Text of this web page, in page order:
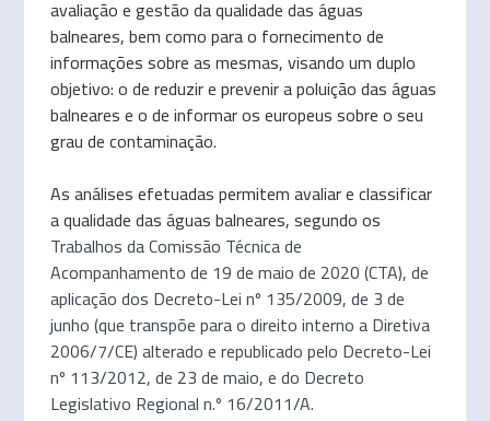
avaliação e gestão da qualidade das águas
balneares, bem como para o fornecimento de
informações sobre as mesmas, visando um duplo
objetivo: o de reduzir e prevenir a poluição das águas
balneares e o de informar os europeus sobre o seu
grau de contaminação.
As análises efetuadas permitem avaliar e classificar
a qualidade das águas balneares, segundo os
Trabalhos da Comissão Técnica de
Acompanhamento de 19 de maio de 2020 (CTA), de
aplicação dos Decreto-Lei nº 135/2009, de 3 de
junho (que transpõe para o direito interno a Diretiva
2006/7/CE) alterado e republicado pelo Decreto-Lei
nº 113/2012, de 23 de maio, e do Decreto
Legislativo Regional n.º 16/2011/A.